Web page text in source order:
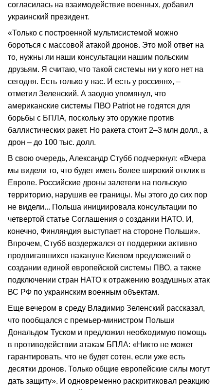
согласилась на взаимодействие военных, добавил
украинский президент.
«Только с построенной мультисистемой можно
бороться с массовой атакой дронов. Это мой ответ на
то, нужны ли наши консультации нашим польским
друзьям. Я считаю, что такой системы ни у кого нет на
сегодня. Есть только у нас. И есть у россиян», –
отметил Зеленский. А заодно упомянул, что
американские системы ПВО Patriot не годятся для
борьбы с БПЛА, поскольку это оружие против
баллистических ракет. Но ракета стоит 2–3 млн долл., а
дрон – до 100 тыс. долл.
В свою очередь, Александр Стубб подчеркнул: «Вчера
мы видели то, что будет иметь более широкий отклик в
Европе. Российские дроны залетели на польскую
территорию, нарушив ее границы. Мы этого до сих пор
не видели... Польша инициировала консультации по
четвертой статье Соглашения о создании НАТО. И,
конечно, Финляндия выступает на стороне Польши».
Впрочем, Стубб воздержался от поддержки активно
продвигавшихся накануне Киевом предложений о
создании единой европейской системы ПВО, а также
подключении стран НАТО к отражению воздушных атак
ВС РФ по украинским военным объектам.
Еще вечером в среду Владимир Зеленский рассказал,
что пообщался с премьер-министром Польши
Дональдом Туском и предложил необходимую помощь
в противодействии атакам БПЛА: «Никто не может
гарантировать, что не будет сотен, если уже есть
десятки дронов. Только общие европейские силы могут
дать защиту». И одновременно раскритиковал реакцию